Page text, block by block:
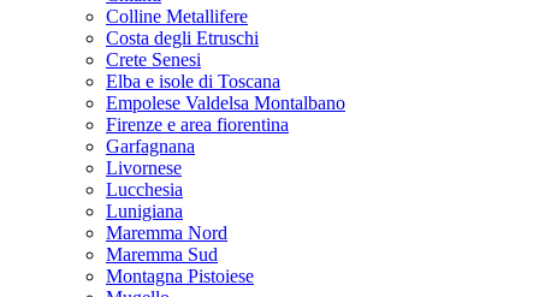
Colline Metallifere
Costa degli Etruschi
Crete Senesi
Elba e isole di Toscana
Empolese Valdelsa Montalbano
Firenze e area fiorentina
Garfagnana
Livornese
Lucchesia
Lunigiana
Maremma Nord
Maremma Sud
Montagna Pistoiese